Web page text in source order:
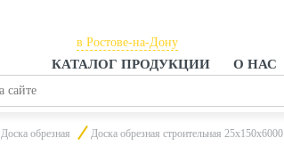
КАТАЛОГ ПРОДУКЦИИ О НАС
в Ростове-на-Дону
в Ростове-на-Дону
Доска обрезная Доска обрезная строительная 25х150х6000